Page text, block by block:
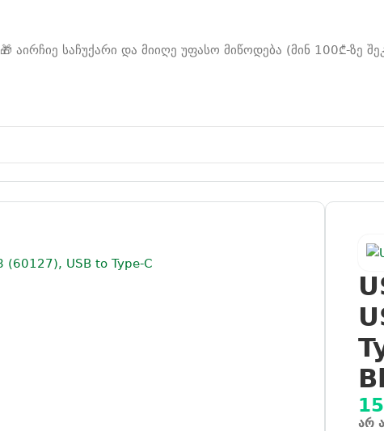
🎁 აირჩიე საჩუქარი და მიიღე უფასო მიწოდება (მინ 100₾-ზე
არ